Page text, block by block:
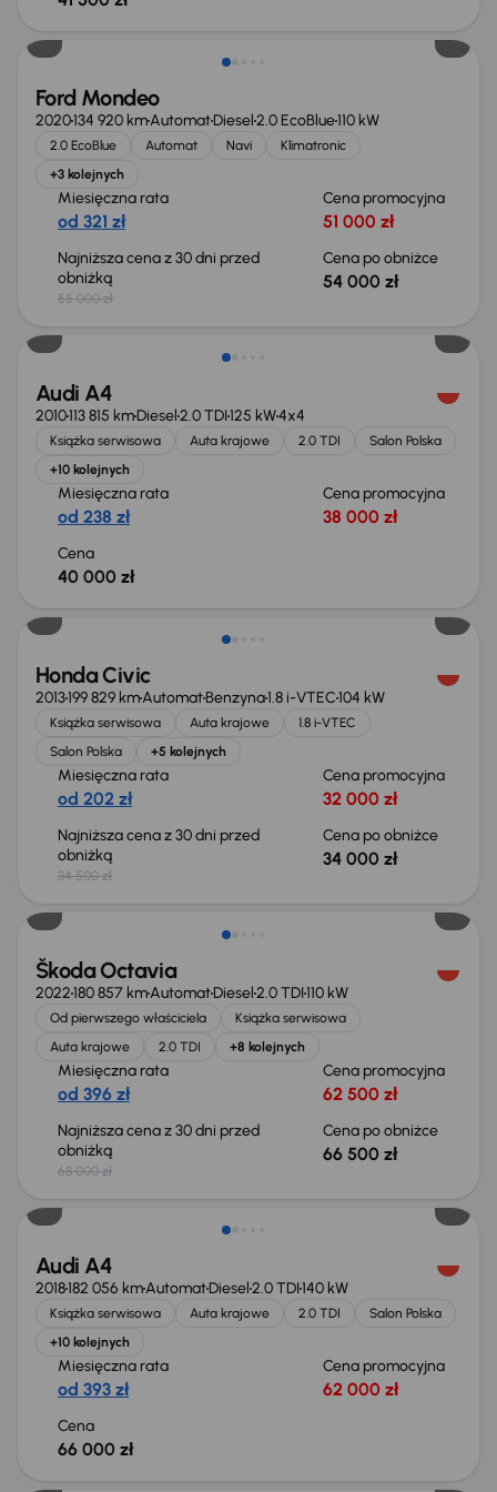
Taniej o 1 000 zł
Ford Mondeo
2020134 920 kmAutomatDiesel2.0 EcoBlue110 kW
2.0 EcoBlue Automat Navi
Klimatronic
+3 kolejnych
Miesięczna rata
od 321 zł
Cena promocyjna
51 000 zł
Najniższa cena z 30 dni przed
obniżką
55 000 zł
Cena po obniżce
54 000 zł
Audi A4
2010113 815 kmDiesel2.0 TDI125 kW4x4
Książka serwisowa Auta krajowe 2.0 TDI
Salon Polska
+10 kolejnych
Miesięczna rata
od 238 zł
Cena promocyjna
38 000 zł
Cena
40 000 zł
Honda Civic
2013199 829 kmAutomatBenzyna1.8 i-VTEC104 kW
Książka serwisowa Auta krajowe
1.8 i-VTEC
Salon Polska
+5 kolejnych
Miesięczna rata
od 202 zł
Cena promocyjna
32 000 zł
Najniższa cena z 30 dni przed
obniżką
34 500 zł
Cena po obniżce
34 000 zł
Świeżo skupione
Škoda Octavia
2022180 857 kmAutomatDiesel2.0 TDI110 kW
Od pierwszego właściciela
Książka serwisowa
Auta krajowe
2.0 TDI +8 kolejnych
Miesięczna rata
od 396 zł
Cena promocyjna
62 500 zł
Najniższa cena z 30 dni przed
obniżką
68 000 zł
Cena po obniżce
66 500 zł
Audi A4
2018182 056 kmAutomatDiesel2.0 TDI140 kW
Książka serwisowa Auta krajowe 2.0 TDI
Salon Polska
+10 kolejnych
Miesięczna rata
od 393 zł
Cena promocyjna
62 000 zł
Cena
66 000 zł